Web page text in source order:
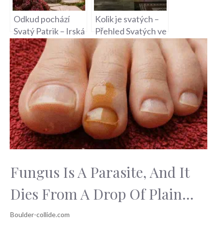
Odkud pochází
Svatý Patrik – Irská
Legenda
Kolik je svatých –
Přehled Svatých ve
Křesťanství
Fungus Is A Parasite, And It
Dies From A Drop Of Plain...